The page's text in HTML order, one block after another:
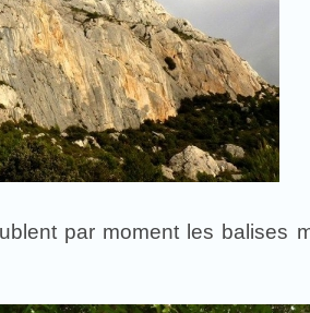
par moment les balises